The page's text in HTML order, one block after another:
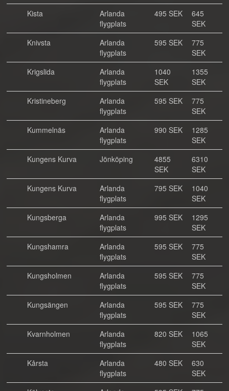
Kista
Arlanda
flygplats
495 SEK
645
SEK
Knivsta
Arlanda
flygplats
595 SEK
775
SEK
Krigslida
Arlanda
flygplats
1040
SEK
1355
SEK
Kristineberg
Arlanda
flygplats
595 SEK
775
SEK
Kummelnäs
Arlanda
flygplats
990 SEK
1285
SEK
Kungens Kurva
Jönköping
4855
SEK
6310
SEK
Kungens Kurva
Arlanda
flygplats
795 SEK
1040
SEK
Kungsberga
Arlanda
flygplats
995 SEK
1295
SEK
Kungshamra
Arlanda
flygplats
595 SEK
775
SEK
Kungsholmen
Arlanda
flygplats
595 SEK
775
SEK
Kungsängen
Arlanda
flygplats
595 SEK
775
SEK
Kvarnholmen
Arlanda
flygplats
820 SEK
1065
SEK
Kårsta
Arlanda
flygplats
480 SEK
630
SEK